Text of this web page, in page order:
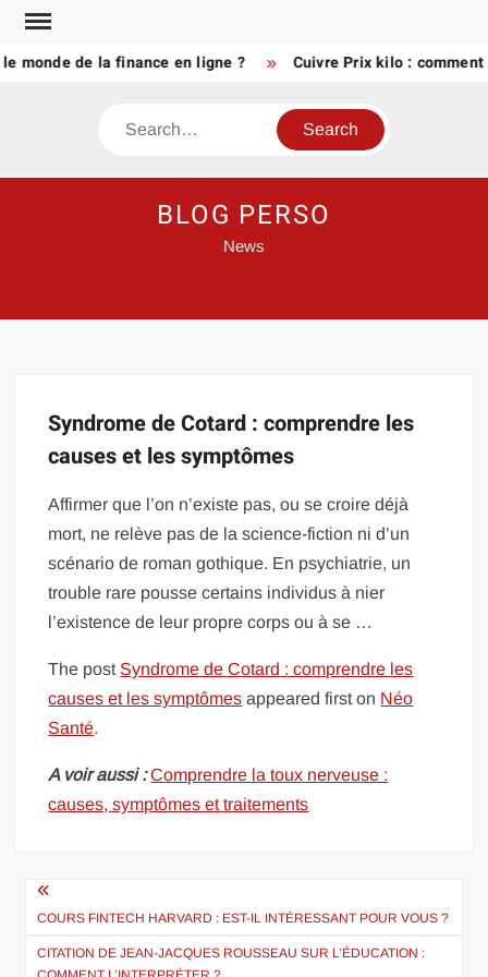
Skip
content
monde de la finance en ligne ? Cuivre Prix kilo :
Search
BLOG PERSO
News
Syndrome de Cotard : comprendre les
causes et les symptômes
Affirmer que l’on n’existe pas, ou se croire déjà
mort, ne relève pas de la science-fiction ni d’un
scénario de roman gothique. En psychiatrie, un
trouble rare pousse certains individus à nier
l’existence de leur propre corps ou à se …
The post Syndrome de Cotard : comprendre les
causes et les symptômes appeared first on Néo
Santé.
A voir aussi : Comprendre la toux nerveuse :
causes, symptômes et traitements
Navigation
de
l’article
COURS FINTECH HARVARD : EST-IL INTÉRESSANT POUR VOUS ?
CITATION DE JEAN-JACQUES ROUSSEAU SUR L’ÉDUCATION :